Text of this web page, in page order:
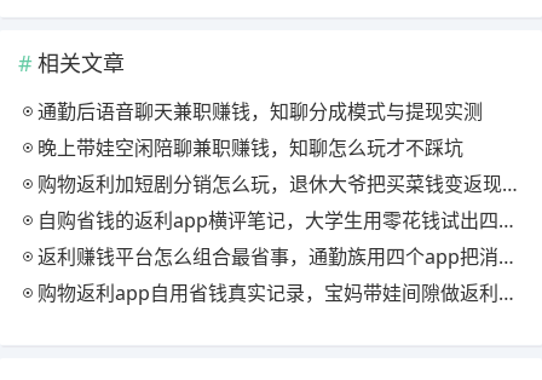
相关文章
通勤后语音聊天兼职赚钱，知聊分成模式与提现实测
晚上带娃空闲陪聊兼职赚钱，知聊怎么玩才不踩坑
购物返利加短剧分销怎么玩，退休大爷把买菜钱变返现的慢节奏法
自购省钱的返利app横评笔记，大学生用零花钱试出四款能提现的
返利赚钱平台怎么组合最省事，通勤族用四个app把消费变现金流
购物返利app自用省钱真实记录，宝妈带娃间隙做返利赚钱的日常